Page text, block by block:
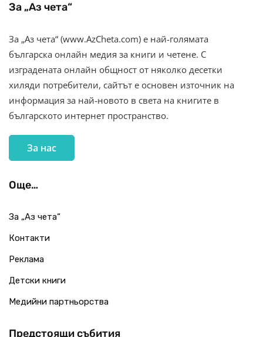
За „Аз чета“
За „Аз чета“ (www.AzCheta.com) е най-голямата
българска онлайн медия за книги и четене. С
изградената онлайн общност от няколко десетки
хиляди потребители, сайтът е основен източник на
информация за най-новото в света на книгите в
българското интернет пространство.
За нас
Още…
За „Аз чета“
Контакти
Реклама
Детски книги
Медийни партньорства
Предстоящи събития